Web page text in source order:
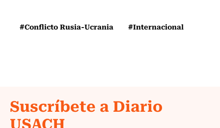
#Conflicto Rusia-Ucrania #Internacional